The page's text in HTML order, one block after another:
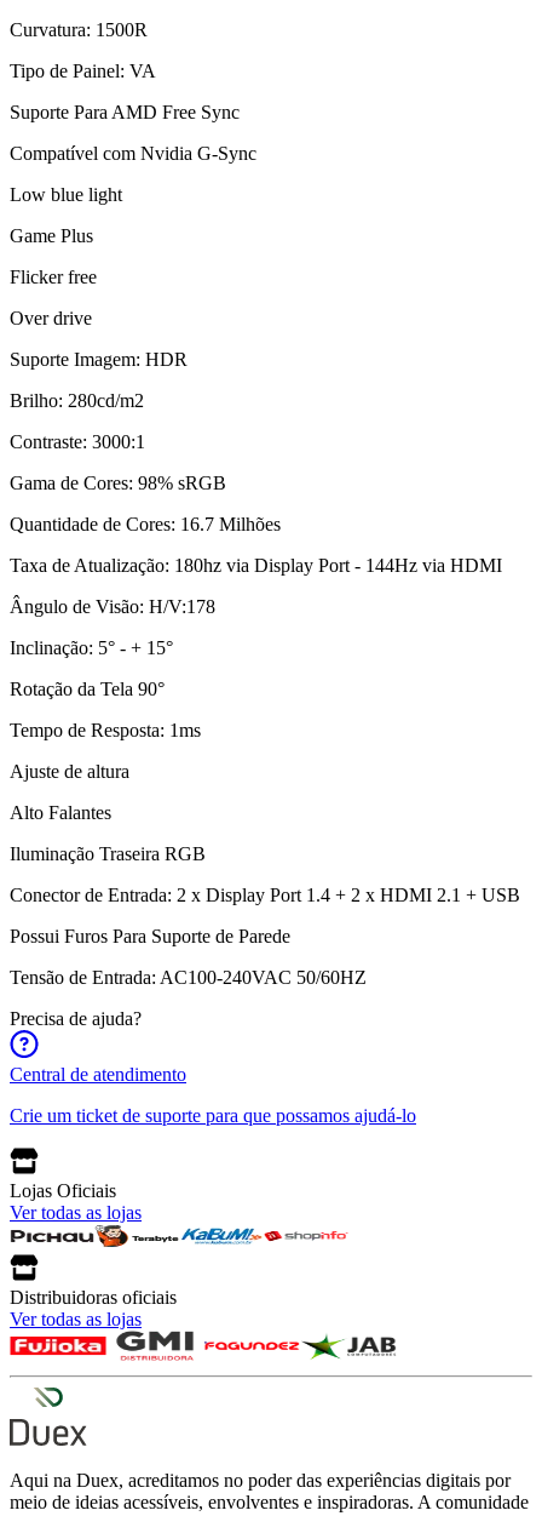
Curvatura: 1500R
Tipo de Painel: VA
Suporte Para AMD Free Sync
Compatível com Nvidia G-Sync
Low blue light
Game Plus
Flicker free
Over drive
Suporte Imagem: HDR
Brilho: 280cd/m2
Contraste: 3000:1
Gama de Cores: 98% sRGB
Quantidade de Cores: 16.7 Milhões
Taxa de Atualização: 180hz via Display Port - 144Hz via HDMI
Ângulo de Visão: H/V:178
Inclinação: 5° - + 15°
Rotação da Tela 90°
Tempo de Resposta: 1ms
Ajuste de altura
Alto Falantes
Iluminação Traseira RGB
Conector de Entrada: 2 x Display Port 1.4 + 2 x HDMI 2.1 + USB
Possui Furos Para Suporte de Parede
Tensão de Entrada: AC100-240VAC 50/60HZ
Precisa de ajuda?
Central de atendimento
Crie um ticket de suporte para que possamos ajudá-lo
Lojas Oficiais
Ver todas as lojas
Distribuidoras oficiais
Ver todas as lojas
Aqui na Duex, acreditamos no poder das experiências digitais por
meio de ideias acessíveis, envolventes e inspiradoras. A comunidade